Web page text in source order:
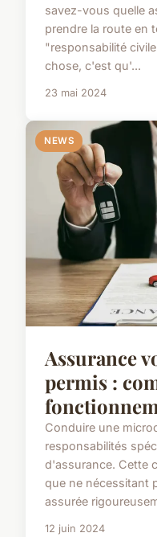
savez-vous quelle
prendre la route en
"responsabilité
chose, c'est qu'...
23 mai 2024
NEWS
Assurance
permis :
Conduire une
responsabilités
d'assurance. Cette
que ne nécessitant
assurée
12 juin 2024